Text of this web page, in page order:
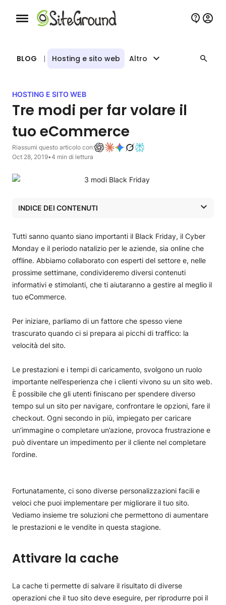
Bottone navigazione da mobile
BLOG | Hosting e sito web Altro
HOSTING E SITO WEB
Tre modi per far volare il
tuo eCommerce
Riassumi questo articolo con:
Oct 28, 2019•4 min di lettura
INDICE DEI CONTENUTI
Ottimizza le immagini
Ottimizza il codice del front-end
Tutti sanno quanto siano importanti il Black Friday, il Cyber
Monday e il periodo natalizio per le aziende, sia online che
offline. Abbiamo collaborato con esperti del settore e, nelle
prossime settimane, condivideremo diversi contenuti
informativi e stimolanti, che ti aiutaranno a gestire al meglio il
tuo eCommerce.
Per iniziare, parliamo di un fattore che spesso viene
trascurato quando ci si prepara ai picchi di traffico: la
velocità del sito.
Le prestazioni e i tempi di caricamento, svolgono un ruolo
importante nell’esperienza che i clienti vivono su un sito web.
È possibile che gli utenti finiscano per spendere diverso
tempo sul un sito per navigare, confrontare le opzioni, fare il
checkout. Ogni secondo in più, impiegato per caricare
un’immagine o completare un’azione, provoca frustrazione e
può diventare un impedimento per il cliente nel completare
l’ordine.
Fortunatamente, ci sono diverse personalizzazioni facili e
veloci che puoi implementare per migliorare il tuo sito.
Vediamo insieme tre soluzioni che permettono di aumentare
le prestazioni e le vendite in questa stagione.
Attivare la cache
La cache ti permette di salvare il risultato di diverse
operazioni che il tuo sito deve eseguire, per riprodurre poi il